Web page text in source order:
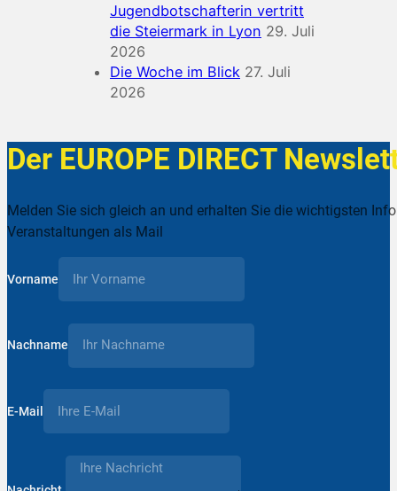
Jugendbotschafterin vertritt
die Steiermark in Lyon 29. Juli
2026
Die Woche im Blick 27. Juli
2026
Der EUROPE DIRECT
Melden Sie sich gleich an und erhalten Sie die wichtigsten
Veranstaltungen als Mail
Vorname
Nachname
E-Mail